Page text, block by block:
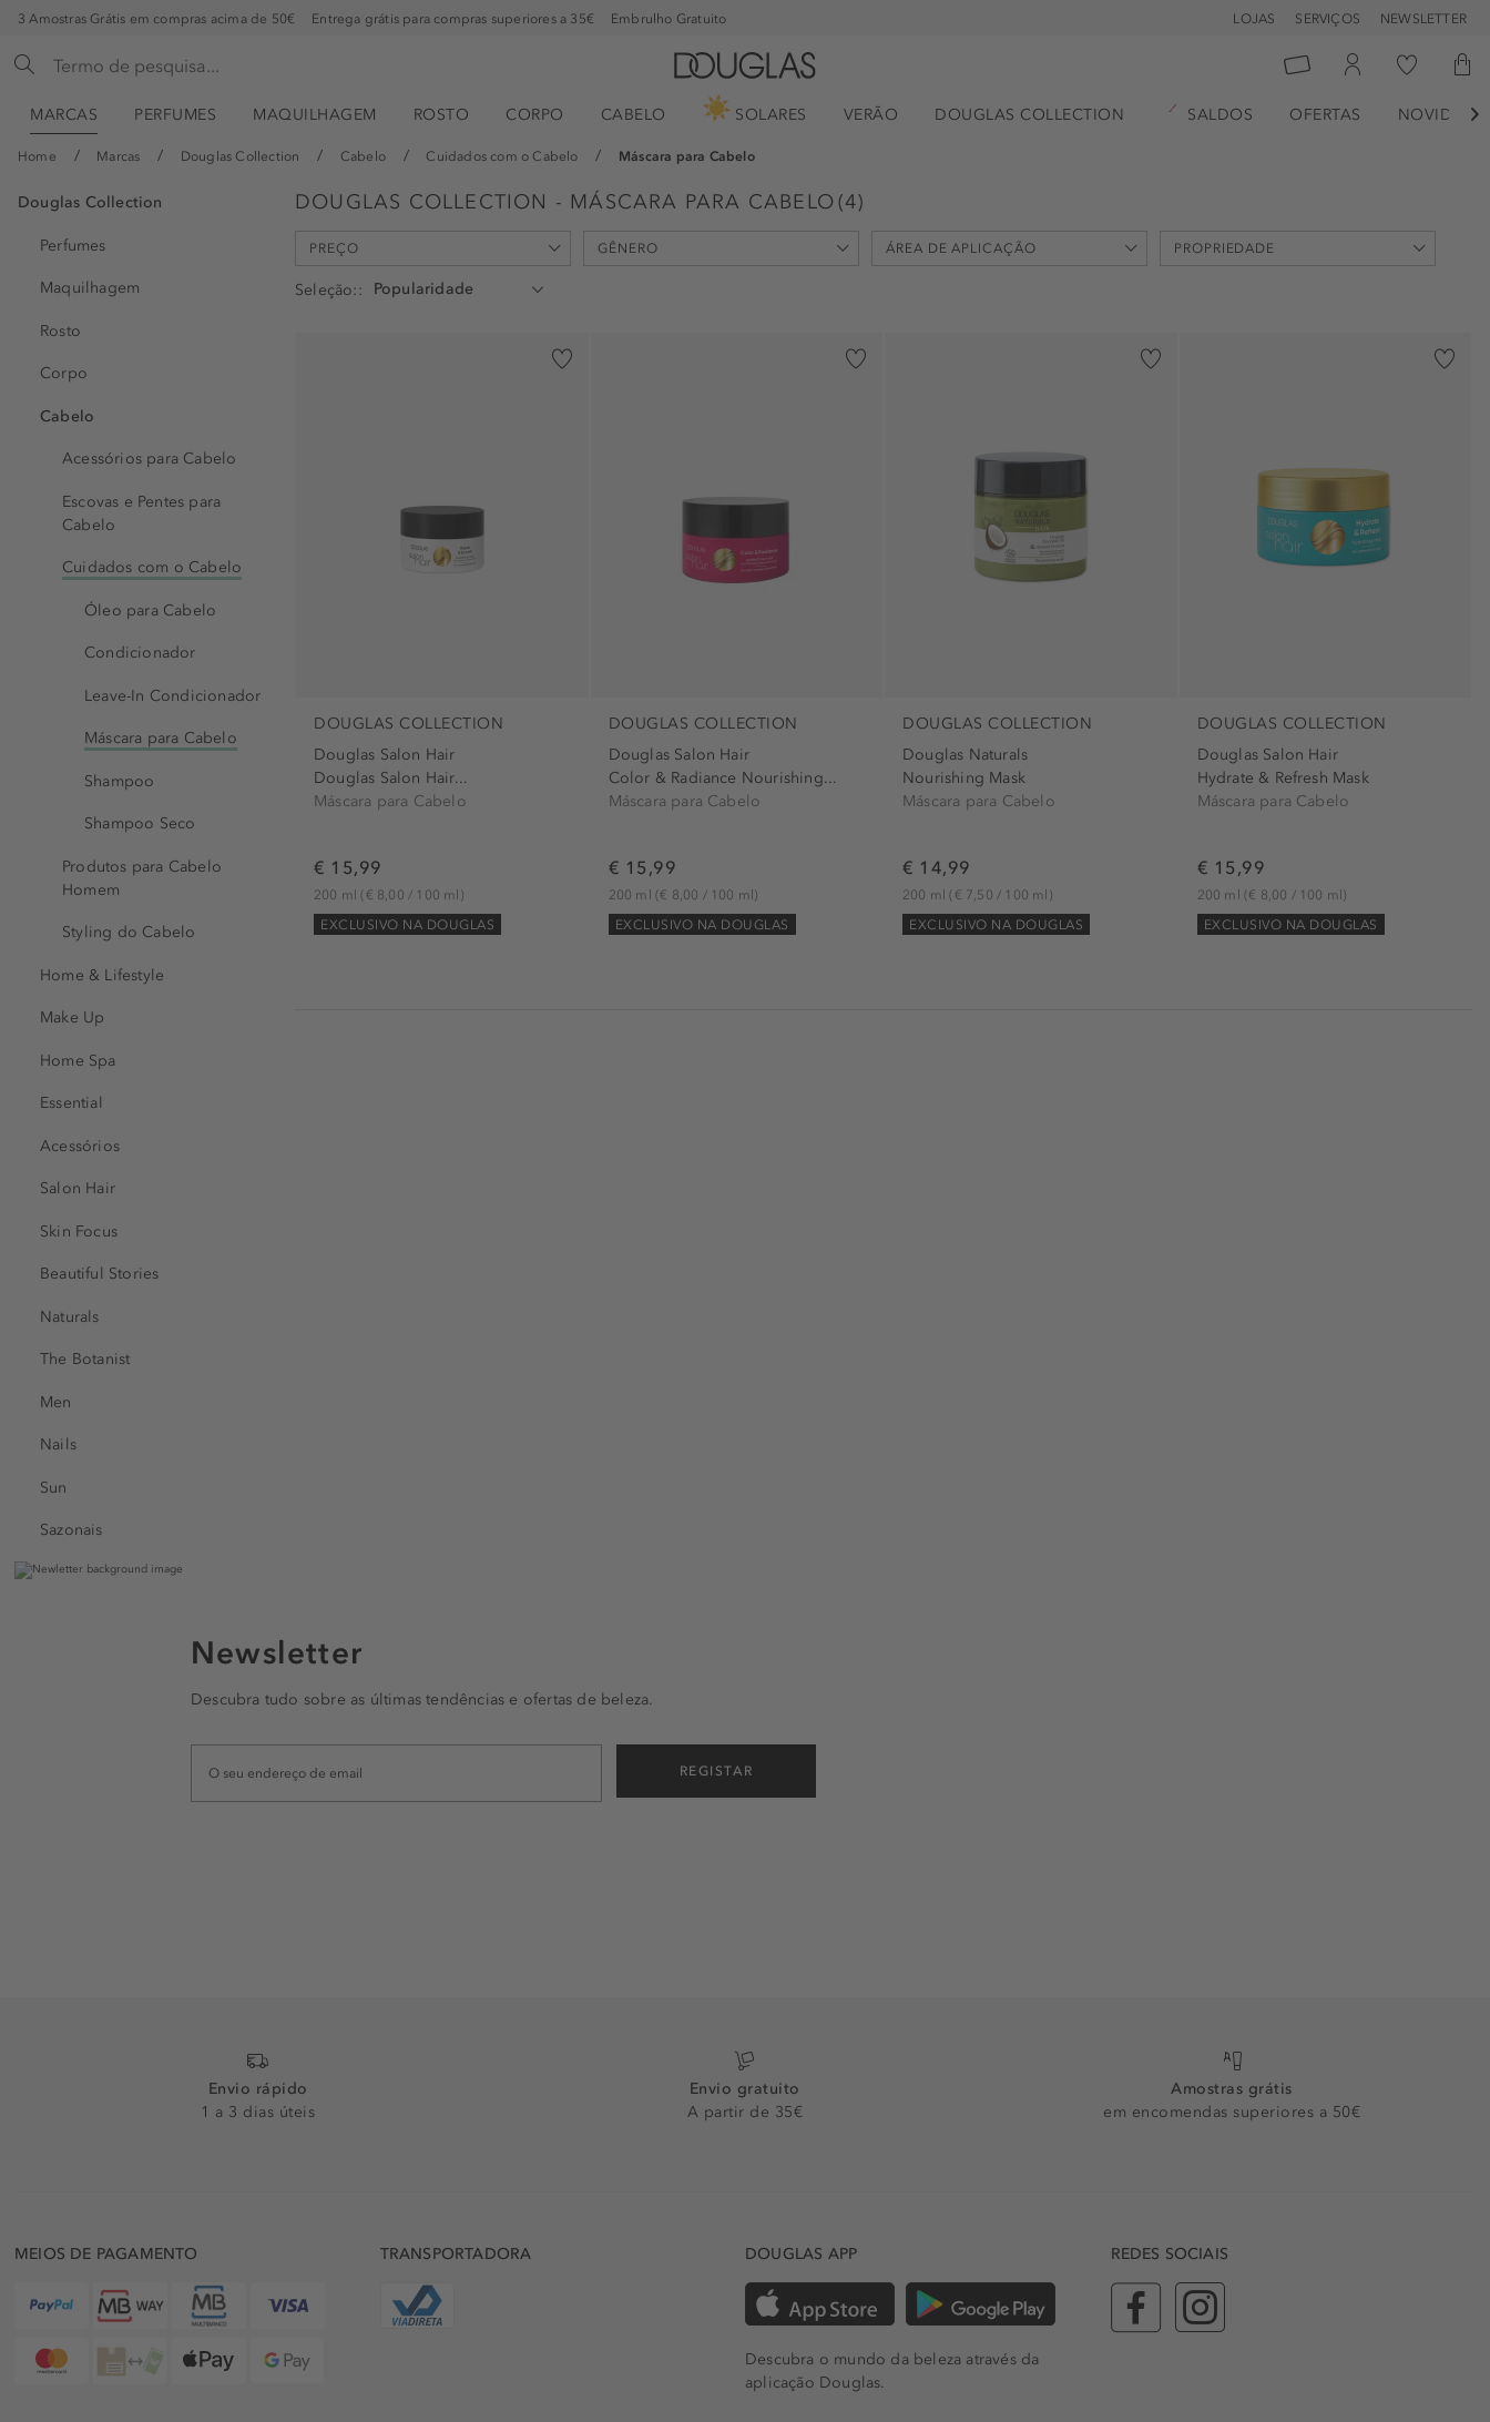
3 Amostras Grátis em compras acima de 50€ Entrega grátis para compras superiores a 35€ Embrulho Gratuito LOJAS SERVIÇOS NEWSLETTER
MARCAS PERFUMES MAQUILHAGEM ROSTO CORPO CABELO SOLARES VERÃO DOUGLAS COLLECTION SALDOS OFERTAS 
Home Marcas Douglas Collection Cabelo Cuidados com o Cabelo Máscara para Cabelo
Douglas Collection
Perfumes
Maquilhagem
Rosto
Corpo
Cabelo
Acessórios para Cabelo
Escovas e Pentes para
Cabelo
Cuidados com o Cabelo
Óleo para Cabelo
Condicionador
Leave-In Condicionador
Máscara para Cabelo
Shampoo
Shampoo Seco
Produtos para Cabelo
Homem
Styling do Cabelo
Home & Lifestyle
Make Up
Home Spa
Essential
Acessórios
Salon Hair
Skin Focus
Beautiful Stories
Naturals
The Botanist
Men
Nails
Sun
Sazonais
DOUGLAS COLLECTION - MÁSCARA PARA CABELO (4)
PREÇO
min
max
GÊNERO ÁREA DE APLICAÇÃO PROPRIEDADE
nutritivo (2)
preservação de cores (1)
Seleção:
DOUGLAS COLLECTION
Douglas Salon Hair
Douglas Salon Hair...
Máscara para Cabelo
€ 15,99
200 ml(€ 8,00 / 100 ml)
EXCLUSIVO NA DOUGLAS
DOUGLAS COLLECTION
Douglas Salon Hair
Color & Radiance Nourishing...
Máscara para Cabelo
€ 15,99
200 ml (€ 8,00 / 100 ml)
EXCLUSIVO NA DOUGLAS
DOUGLAS COLLECTION
Douglas Naturals
Nourishing Mask
Máscara para Cabelo
€ 14,99
200 ml(€ 7,50 / 100 ml)
EXCLUSIVO NA DOUGLAS
DOUGLAS COLLECTION
Douglas Salon Hair
Hydrate & Refresh Mask
Máscara para Cabelo
€ 15,99
200 ml (€ 8,00 / 100 ml)
EXCLUSIVO NA DOUGLAS
Newsletter
Descubra tudo sobre as últimas tendências e ofertas de beleza.
REGISTAR
Envio rápido
1 a 3 dias úteis
Envio gratuito
A partir de 35€
Amostras grátis
em encomendas superiores a 50€
MEIOS DE PAGAMENTO TRANSPORTADORA DOUGLAS APP
Descubra o mundo da beleza através da
aplicação Douglas.
REDES SOCIAIS